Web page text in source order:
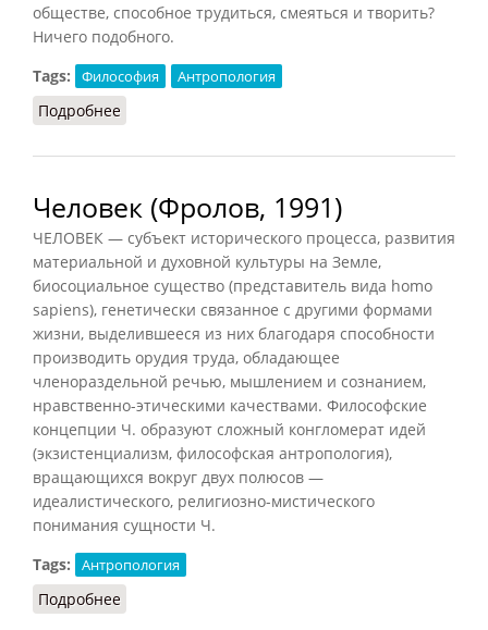
обществе, способное трудиться, смеяться и творить?
Ничего подобного.
Tags:
Философия Антропология
Подробнее
Человек (Фролов, 1991)
ЧЕЛОВЕК — субъект исторического процесса, развития
материальной и духовной культуры на Земле,
биосоциальное существо (представитель вида homo
sapiens), генетически связанное с другими формами
жизни, выделившееся из них благодаря способности
производить орудия труда, обладающее
членораздельной речью, мышлением и сознанием,
нравственно-этическими качествами. Философские
концепции Ч. образуют сложный конгломерат идей
(экзистенциализм, философская антропология),
вращающихся вокруг двух полюсов —
идеалистического, религиозно-мистического
понимания сущности Ч.
Tags:
Антропология
Подробнее